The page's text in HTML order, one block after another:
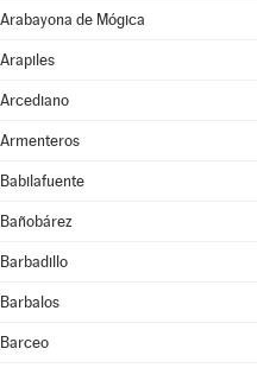
Arabayona de Mógica
Arapiles
Arcediano
Armenteros
Babilafuente
Bañobárez
Barbadillo
Barbalos
Barceo